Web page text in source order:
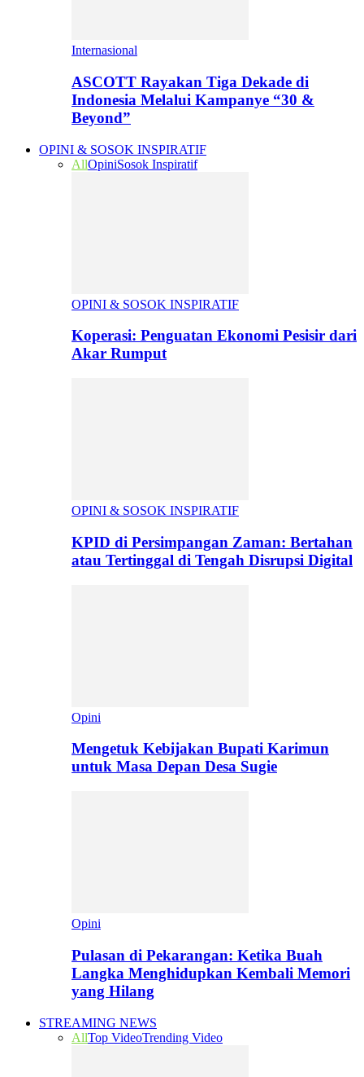
Internasional
ASCOTT Rayakan Tiga Dekade di
Indonesia Melalui Kampanye “30 &
Beyond”
OPINI & SOSOK INSPIRATIF
AllOpiniSosok Inspiratif
OPINI & SOSOK INSPIRATIF
Koperasi: Penguatan Ekonomi Pesisir dari
Akar Rumput
OPINI & SOSOK INSPIRATIF
KPID di Persimpangan Zaman: Bertahan
atau Tertinggal di Tengah Disrupsi Digital
Opini
Mengetuk Kebijakan Bupati Karimun
untuk Masa Depan Desa Sugie
Opini
Pulasan di Pekarangan: Ketika Buah
Langka Menghidupkan Kembali Memori
yang Hilang
STREAMING NEWS
AllTop VideoTrending Video